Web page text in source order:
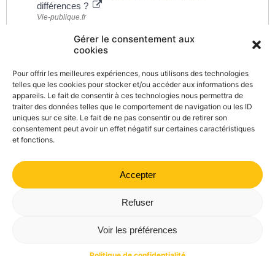
Gérer le consentement aux
cookies
Pour offrir les meilleures expériences, nous utilisons des technologies
telles que les cookies pour stocker et/ou accéder aux informations des
appareils. Le fait de consentir à ces technologies nous permettra de
traiter des données telles que le comportement de navigation ou les ID
uniques sur ce site. Le fait de ne pas consentir ou de retirer son
consentement peut avoir un effet négatif sur certaines caractéristiques
et fonctions.
Accepter
Refuser
Voir les préférences
différences ?
Vie-publique.fr
Défenseur des droits
bureaux de vote
Association des paralysés de France
Fonctionnement d'un bureau de vote
Ministère chargé de l'intérieur
© Direction de l'information légale et administrative
comarquage developpé par
21 40 70
Politique de confidentialité
Mentions légales